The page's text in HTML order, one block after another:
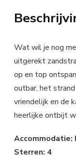
Wat wil je nog
uitgerekt
op en top
outbar, het
vriendelijk en de
heerlijke ontbijt
Accommodatie:
Sterren: 4